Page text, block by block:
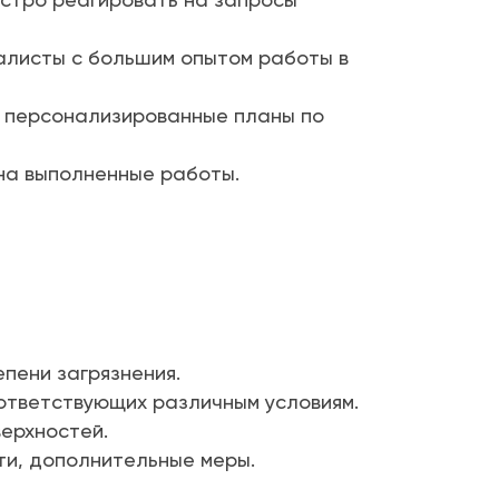
с большим опытом работы в
планы по
выполненные работы.
загрязнения.
различным условиям.
дополнительные меры.